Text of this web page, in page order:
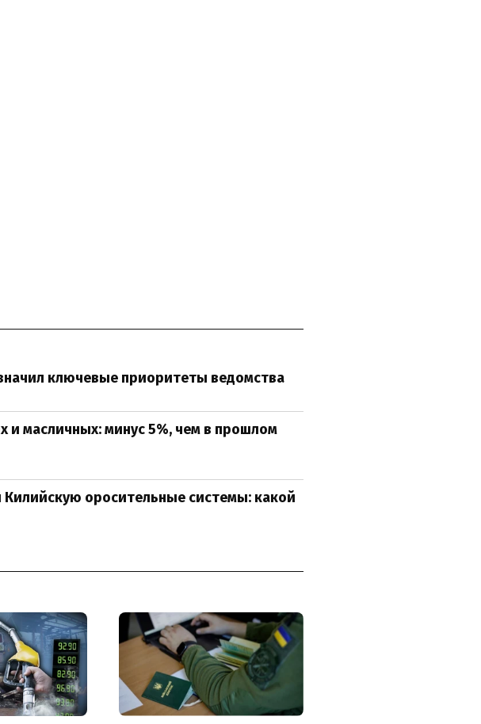
ключевые приоритеты ведомства
и масличных: минус 5%, чем в прошлом
оросительные системы: какой